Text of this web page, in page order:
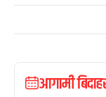
आगामी